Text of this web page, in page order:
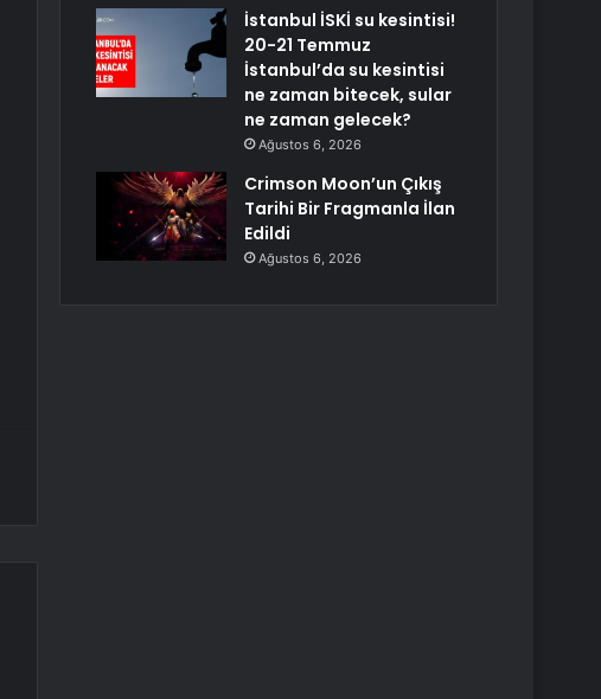
İstanbul İSKİ su kesintisi!
20-21 Temmuz
İstanbul’da su kesintisi
ne zaman bitecek, sular
ne zaman gelecek?
Ağustos 6, 2026
Crimson Moon’un Çıkış
Tarihi Bir Fragmanla İlan
Edildi
Ağustos 6, 2026